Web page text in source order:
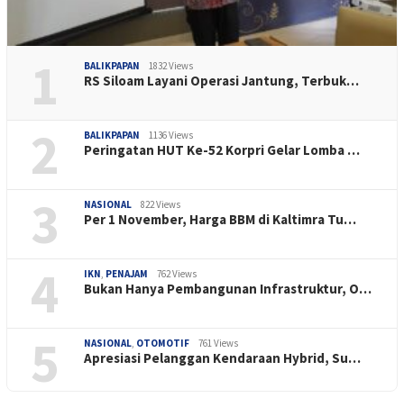
1 BALIKPAPAN 1832 Views
RS Siloam Layani Operasi Jantung, Terbuk…
2 BALIKPAPAN 1136 Views
Peringatan HUT Ke-52 Korpri Gelar Lomba …
3 NASIONAL 822 Views
Per 1 November, Harga BBM di Kaltimra Tu…
4 IKN, PENAJAM 762 Views
Bukan Hanya Pembangunan Infrastruktur, O…
5 NASIONAL, OTOMOTIF 761 Views
Apresiasi Pelanggan Kendaraan Hybrid, Su…